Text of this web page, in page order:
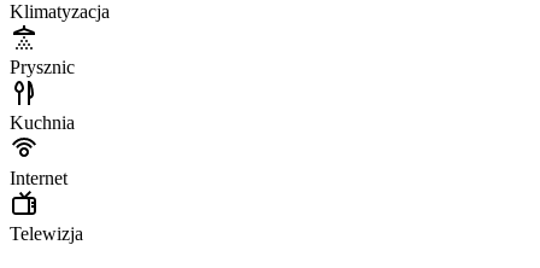
Klimatyzacja
Prysznic
Kuchnia
Internet
Telewizja